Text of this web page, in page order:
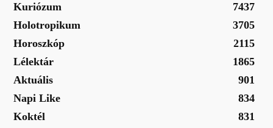
Kuriózum
7437
Holotropikum
3705
Horoszkóp
2115
Lélektár
1865
Aktuális
901
Napi Like
834
Koktél
831